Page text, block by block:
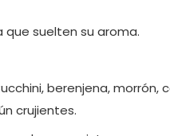
que suelten su aroma.
berenjena, morrón,
crujientes.